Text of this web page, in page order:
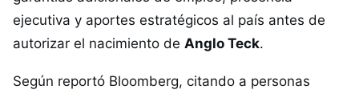
ejecutiva y aportes estratégicos al país antes de
autorizar el nacimiento de Anglo Teck.
Según reportó Bloomberg, citando a personas